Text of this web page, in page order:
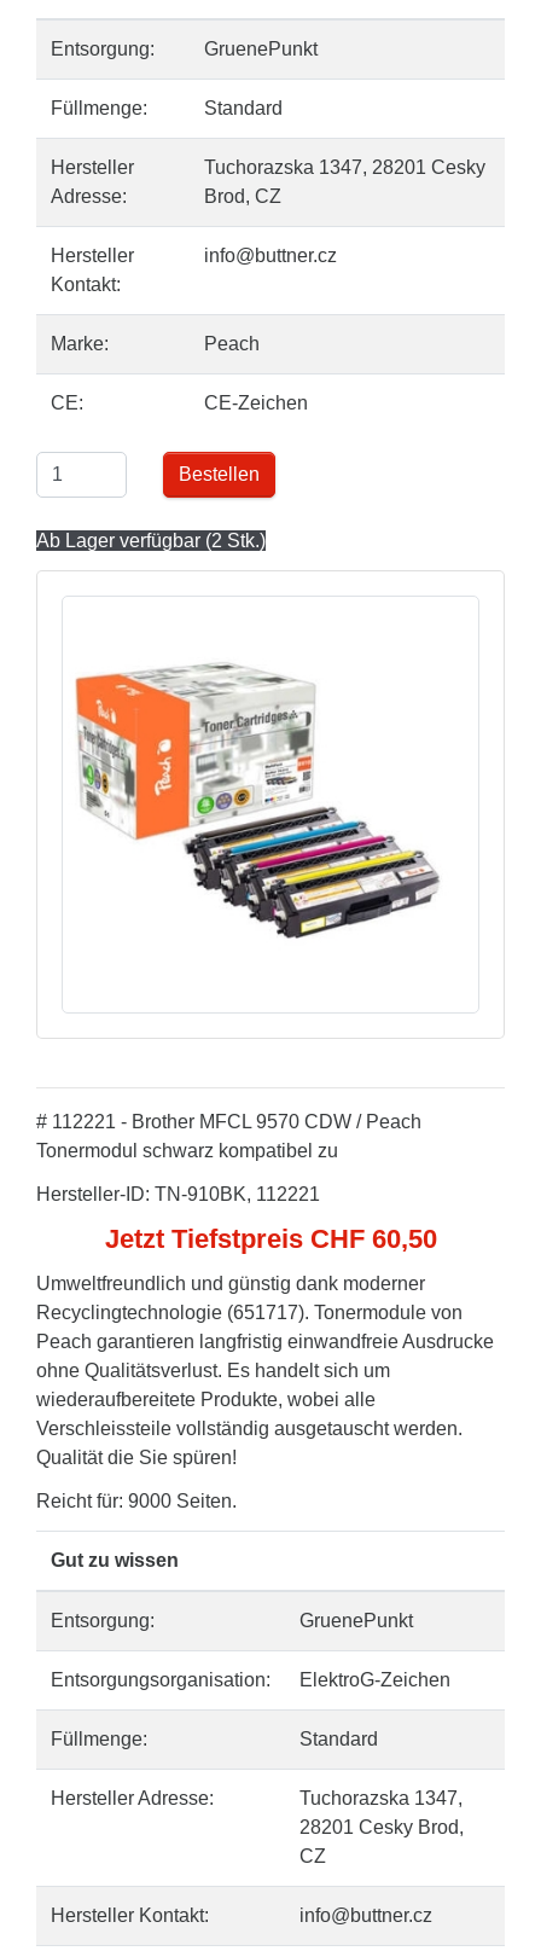
Entsorgung: GruenePunkt
Füllmenge: Standard
Hersteller
Adresse:
Tuchorazska 1347, 28201 Cesky
Brod, CZ
Hersteller
Kontakt:
info@buttner.cz
Marke: Peach
CE: CE-Zeichen
Bestellen
Ab Lager verfügbar (2 Stk.)
# 112221 - Brother MFCL 9570 CDW / Peach
Tonermodul schwarz kompatibel zu
Hersteller-ID: TN-910BK, 112221
Jetzt Tiefstpreis CHF 60,50
Umweltfreundlich und günstig dank moderner
Recyclingtechnologie (651717). Tonermodule von
Peach garantieren langfristig einwandfreie Ausdrucke
ohne Qualitätsverlust. Es handelt sich um
wiederaufbereitete Produkte, wobei alle
Verschleissteile vollständig ausgetauscht werden.
Qualität die Sie spüren!
Reicht für: 9000 Seiten.
Gut zu wissen
Entsorgung: GruenePunkt
Entsorgungsorganisation: ElektroG-Zeichen
Füllmenge: Standard
Hersteller Adresse:
Tuchorazska 1347,
28201 Cesky Brod,
CZ
Hersteller Kontakt: info@buttner.cz